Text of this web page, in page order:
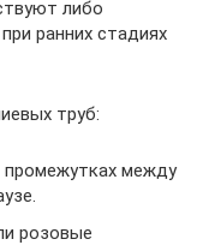
либо
ранних стадиях
труб:
промежутках между
розовые